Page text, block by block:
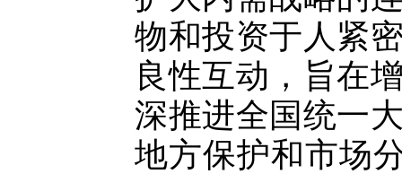
物和投资于人紧
良性互动，旨在
深推进全国统一
地方保护和市场